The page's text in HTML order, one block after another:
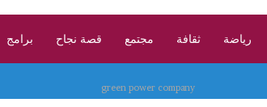
رياضة ثقافة مجتمع قصة نجاح برامج
green power company